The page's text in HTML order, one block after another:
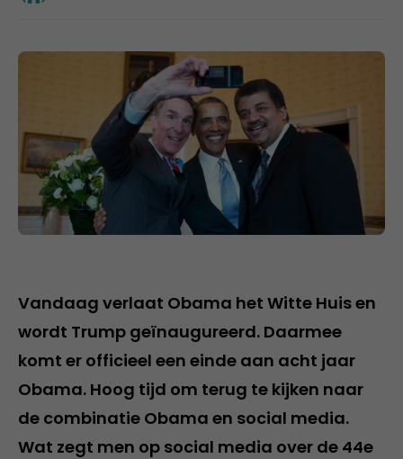
Vandaag verlaat Obama het Witte Huis en
wordt Trump geïnaugureerd. Daarmee
komt er officieel een einde aan acht jaar
Obama. Hoog tijd om terug te kijken naar
de combinatie Obama en social media.
Wat zegt men op social media over de 44e